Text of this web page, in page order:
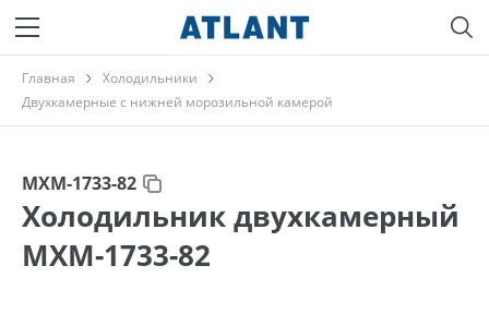
Главная
Холодильники
Двухкамерные с нижней морозильной камерой
МХМ-1733-82
Холодильник двухкамерный
МХМ-1733-82